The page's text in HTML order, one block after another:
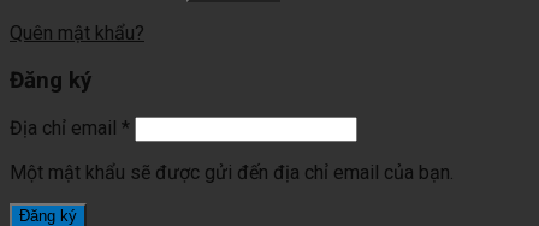
Quên mật khẩu?
Đăng ký
Địa chỉ email *
Một mật khẩu sẽ được gửi đến địa chỉ email của bạn.
Đăng ký